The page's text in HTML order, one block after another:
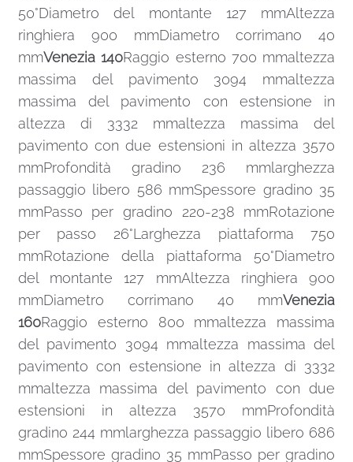
50°Diametro del montante 127 mmAltezza
ringhiera 900 mmDiametro corrimano 40
mmVenezia 140Raggio esterno 700 mmaltezza
massima del pavimento 3094 mmaltezza
massima del pavimento con estensione in
altezza di 3332 mmaltezza massima del
pavimento con due estensioni in altezza 3570
mmProfondità gradino 236 mmlarghezza
passaggio libero 586 mmSpessore gradino 35
mmPasso per gradino 220-238 mmRotazione
per passo 26°Larghezza piattaforma 750
mmRotazione della piattaforma 50°Diametro
del montante 127 mmAltezza ringhiera 900
mmDiametro corrimano 40 mmVenezia
160Raggio esterno 800 mmaltezza massima
del pavimento 3094 mmaltezza massima del
pavimento con estensione in altezza di 3332
mmaltezza massima del pavimento con due
estensioni in altezza 3570 mmProfondità
gradino 244 mmlarghezza passaggio libero 686
mmSpessore gradino 35 mmPasso per gradino